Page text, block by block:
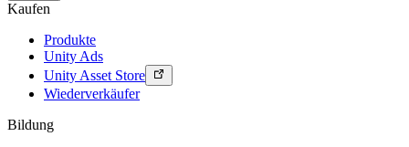
Kaufen
Produkte
Unity Ads
Unity Asset Store
Wiederverkäufer
Bildung